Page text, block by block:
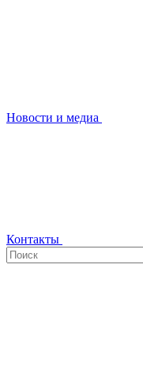
Новости и медиа
Контакты